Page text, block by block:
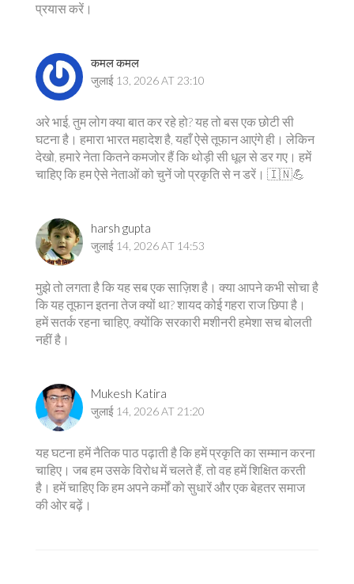
प्रयास करें।
कमल कमल
जुलाई 13, 2026 AT 23:10
अरे भाई, तुम लोग क्या बात कर रहे हो? यह तो बस एक छोटी सी
घटना है। हमारा भारत महादेश है, यहाँ ऐसे तूफान आएंगे ही। लेकिन
देखो, हमारे नेता कितने कमजोर हैं कि थोड़ी सी धूल से डर गए। हमें
चाहिए कि हम ऐसे नेताओं को चुनें जो प्रकृति से न डरें। 🇮🇳💪
harsh gupta
जुलाई 14, 2026 AT 14:53
मुझे तो लगता है कि यह सब एक साज़िश है। क्या आपने कभी सोचा है
कि यह तूफान इतना तेज क्यों था? शायद कोई गहरा राज छिपा है।
हमें सतर्क रहना चाहिए, क्योंकि सरकारी मशीनरी हमेशा सच बोलती
नहीं है।
Mukesh Katira
जुलाई 14, 2026 AT 21:20
यह घटना हमें नैतिक पाठ पढ़ाती है कि हमें प्रकृति का सम्मान करना
चाहिए। जब हम उसके विरोध में चलते हैं, तो वह हमें शिक्षित करती
है। हमें चाहिए कि हम अपने कर्मों को सुधारें और एक बेहतर समाज
की ओर बढ़ें।